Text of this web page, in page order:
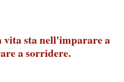
vita sta nell'imparare a
a sorridere.